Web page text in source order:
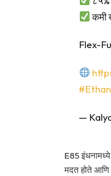
कमी
Flex-
—
E85
मदत होते आणि